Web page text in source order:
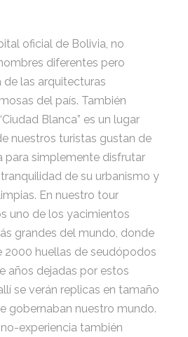
oficial de Bolivia, no
diferentes pero
las arquitecturas
del país. También
Blanca” es un lugar
nuestros turistas gustan de
para simplemente disfrutar
de su urbanismo y
En nuestro tour
uno de los yacimientos
grandes del mundo, donde
2000 huellas de seudópodos
años dejadas por estos
se verán replicas en tamaño
gobernaban nuestro mundo.
experiencia también